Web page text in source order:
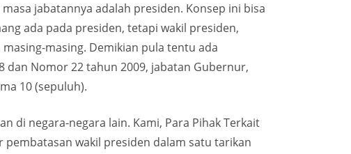
jabatannya adalah presiden. Konsep ini bisa
ada pada presiden, tetapi wakil presiden,
masing. Demikian pula tentu ada
dan Nomor 22 tahun 2009, jabatan Gubernur,
10 (sepuluh).
di negara-negara lain. Kami, Para Pihak Terkait
wakil presiden dalam satu tarikan